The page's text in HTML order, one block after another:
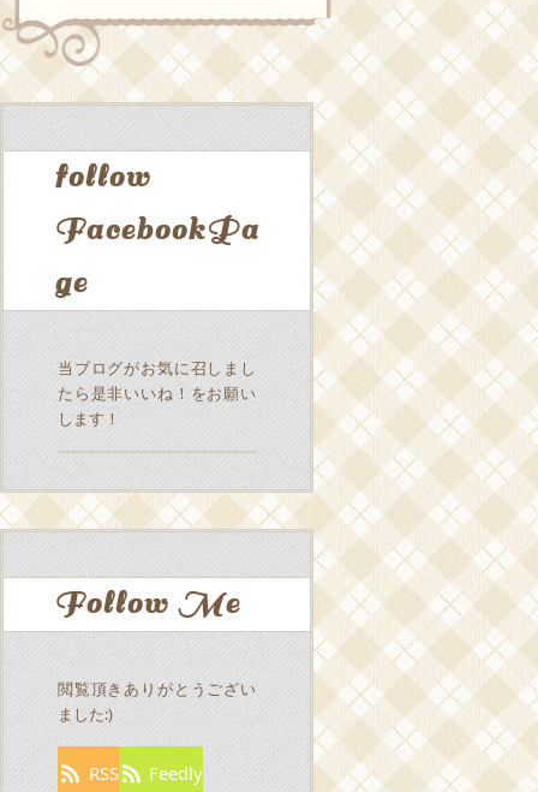
follow
FacebookPa
ge
当ブログがお気に召しまし
たら是非いいね！をお願い
します！
Follow Me
閲覧頂きありがとうござい
ました:)
RSS Feedly